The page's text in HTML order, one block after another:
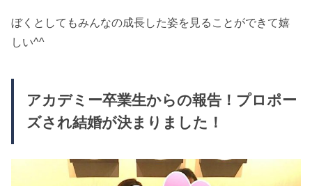
ぼくとしてもみんなの成長した姿を見ることができて嬉
しい^^
アカデミー卒業生からの報告！プロポー
ズされ結婚が決まりました！